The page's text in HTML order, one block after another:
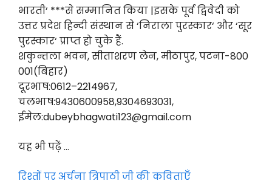
भारती‘ ***से सम्मानित किया |इसके पूर्व द्विवेदी को
उत्तर प्रदेश हिन्दी संस्थान से ‘निराला पुरस्कार‘ और ‘सूर
पुरस्कार‘ प्राप्त हो चुके हैं.
शकुन्तला भवन, सीताशरण लेन, मीठापुर, पटना-800
001(बिहार)
दूरभाष:0612–2214967,
चलभाष:9430600958,9304693031,
ईमेल:dubeybhagwati123@gmail.com
यह भी पढ़ें …
रिश्तों पर अर्चना त्रिपाठी जी की कविताएँ